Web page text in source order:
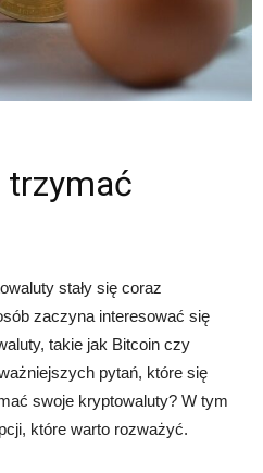
trzymać
stały się coraz
zaczyna interesować się
takie jak Bitcoin czy
pytań, które się
swoje kryptowaluty? W tym
które warto rozważyć.